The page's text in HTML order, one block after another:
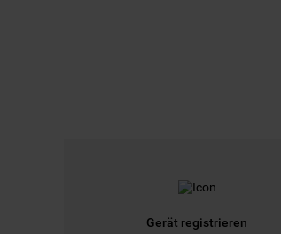
Gerät registrieren